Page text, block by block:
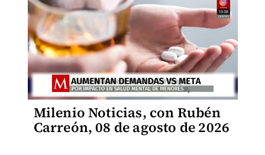
Milenio Noticias, con Rubén
Carreón, 08 de agosto de 2026